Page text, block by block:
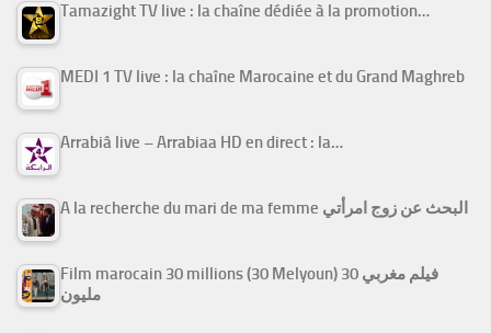
Tamazight TV live : la chaîne dédiée à la promotion…
MEDI 1 TV live : la chaîne Marocaine et du Grand Maghreb
Arrabiâ live – Arrabiaa HD en direct : la…
A la recherche du mari de ma femme البحث عن زوج امرأتي
Film marocain 30 millions (30 Melyoun) فيلم مغربي 30
مليون